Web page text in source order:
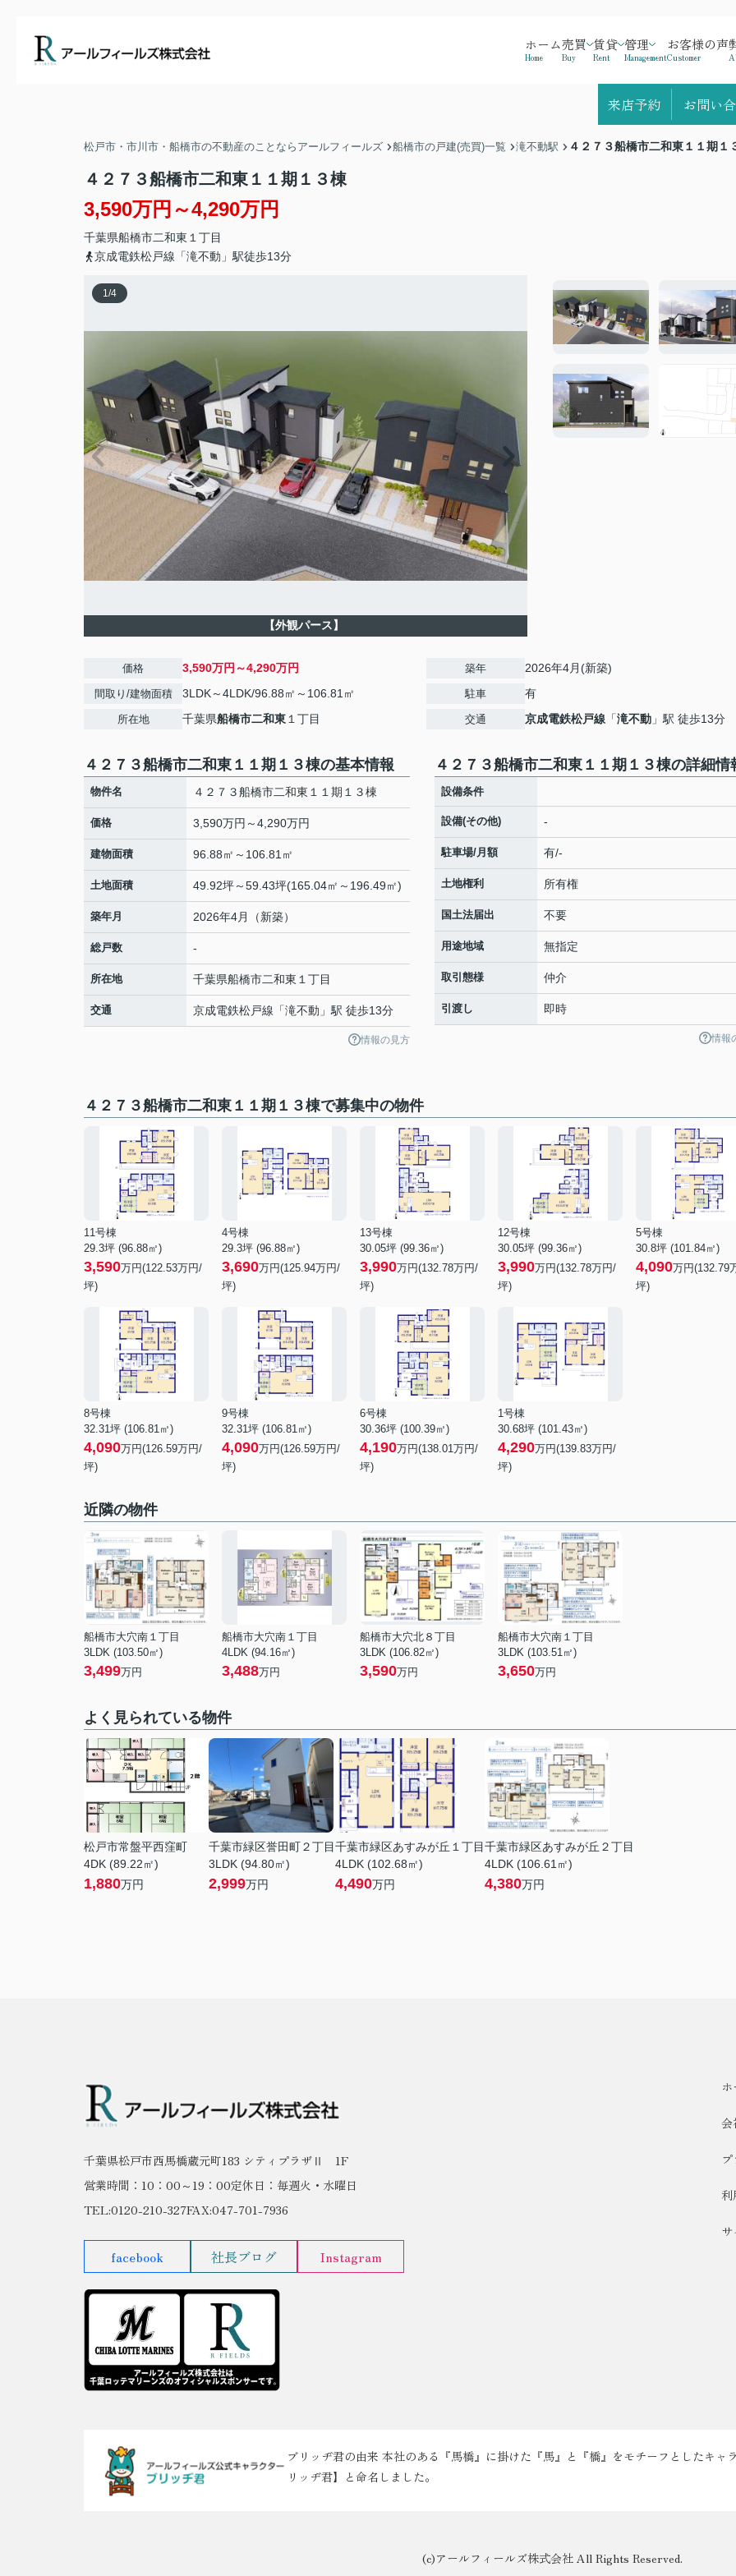
ホーム
Home
売買
Buy
賃貸
Rent
管理
Management
お客様の声
Customer
来店予約 お問い
松戸市・市川市・船橋市の不動産のことならアールフィールズ 船橋市の戸建(売買)一覧 滝不動駅 ４２７３船橋市二和東１１期１
４２７３船橋市二和東１１期１３棟
3,590万円～4,290万円
千葉県船橋市二和東 １丁目
京成電鉄松戸線「滝不動」駅徒歩13分
1/4
【外観パース】
価格 3,590万円～4,290万円
間取り/建物面積 3LDK～4LDK/96.88㎡～106.81㎡
所在地 千葉県船橋市二和東 １丁目
築年 2026年4月(新築)
駐車 有
交通 京成電鉄松戸線 「滝不動 」駅 徒歩13分
４２７３船橋市二和東１１期１３棟の基本情報
物件名 ４２７３船橋市二和東１１期１３棟
価格 3,590万円～4,290万円
建物面積 96.88㎡～106.81㎡
土地面積 49.92坪～59.43坪(165.04㎡～196.49㎡)
築年月 2026年4月（新築）
総戸数 -
所在地 千葉県船橋市二和東 １丁目
交通 京成電鉄松戸線 「滝不動 」駅 徒歩13分
情報の見方
４２７３船橋市二和東１１期１３棟の詳細情
設備条件
設備(その他) -
駐車場/月額 有/-
土地権利 所有権
国土法届出 不要
用途地域 無指定
取引態様 仲介
引渡し 即時
情報
４２７３船橋市二和東１１期１３棟で募集中の物件
11号棟
29.3坪 (96.88㎡)
3,590万円(122.53万円/
坪)
4号棟
29.3坪 (96.88㎡)
3,690万円(125.94万円/
坪)
13号棟
30.05坪 (99.36㎡)
3,990万円(132.78万円/
坪)
12号棟
30.05坪 (99.36㎡)
3,990万円(132.78万円/
坪)
5号棟
30.8坪 (101.84㎡)
4,090万円(132.79
坪)
8号棟
32.31坪 (106.81㎡)
4,090万円(126.59万円/
坪)
9号棟
32.31坪 (106.81㎡)
4,090万円(126.59万円/
坪)
6号棟
30.36坪 (100.39㎡)
4,190万円(138.01万円/
坪)
1号棟
30.68坪 (101.43㎡)
4,290万円(139.83万円/
坪)
近隣の物件
船橋市大穴南１丁目
3LDK (103.50㎡)
3,499万円
船橋市大穴南１丁目
4LDK (94.16㎡)
3,488万円
船橋市大穴北８丁目
3LDK (106.82㎡)
3,590万円
船橋市大穴南１丁目
3LDK (103.51㎡)
3,650万円
よく見られている物件
松戸市常盤平西窪町
4DK (89.22㎡)
1,880万円
千葉市緑区誉田町２丁目
3LDK (94.80㎡)
2,999万円
千葉市緑区あすみが丘１丁目
4LDK (102.68㎡)
4,490万円
千葉市緑区あすみが丘２丁目
4LDK (106.61㎡)
4,380万円
千葉県松戸市西馬橋蔵元町183 シティプラザⅡ 1F
営業時間：10：00～19：00定休日：毎週火・水曜日
TEL:0120-210-327FAX:047-701-7936
facebook 社長ブログ Instagram
ブリッヂ君の由来 本社のある『馬橋』に掛けた『馬』と『橋』をモチーフとしたキ
リッヂ君】と命名しました。
(c)アールフィールズ株式会社 All Rights Reserved.